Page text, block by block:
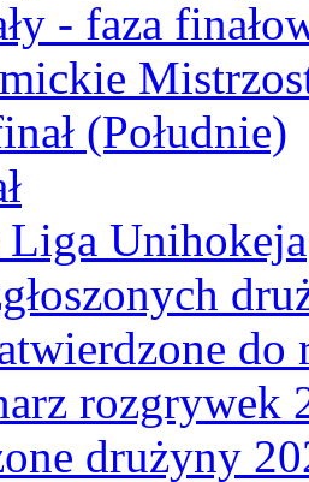
- faza
(Południe)
Liga Unihokeja
do
rozgrywek
drużyny